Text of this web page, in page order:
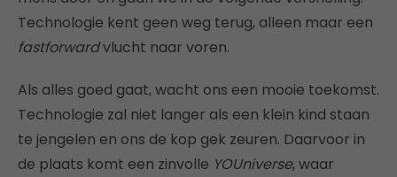
Technologie kent geen weg terug, alleen maar een
fastforwardvlucht naar voren.
Als alles goed gaat, wacht ons een mooie toekomst.
Technologie zal niet langer als een klein kind staan
te jengelen en ons de kop gek zeuren. Daarvoor in
de plaats komt een zinvolle YOUniverse, waar